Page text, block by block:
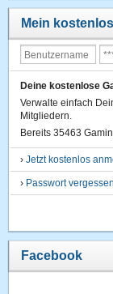
Mein
Deine kostenlose
Verwalte einfach
Mitgliedern.
Bereits 35463
›Jetzt kostenlos
› Passwort
Facebook